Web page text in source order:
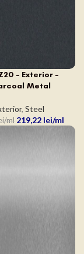
– Exterior –
Metal
, Steel
219,22 lei